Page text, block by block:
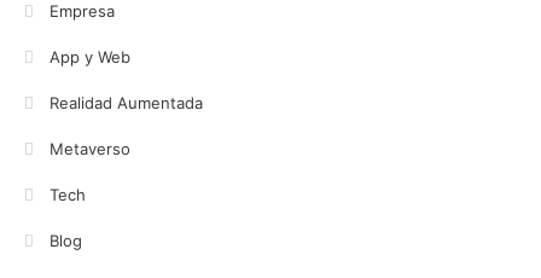
Empresa
App y Web
Realidad Aumentada
Metaverso
Tech
Blog